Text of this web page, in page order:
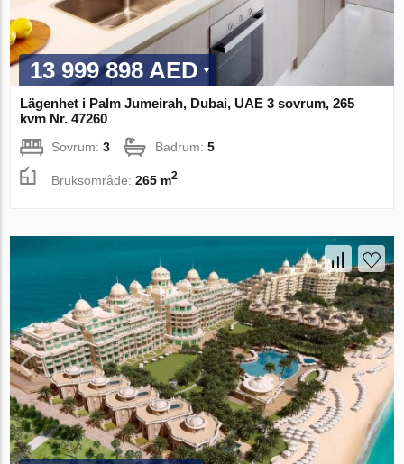
13 999 898 AED
Lägenhet i Palm Jumeirah, Dubai, UAE 3 sovrum, 265
kvm Nr. 47260
Sovrum:3 Badrum:5
Bruksområde:265 m2